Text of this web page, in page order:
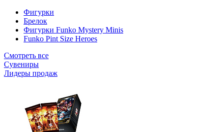
Фигурки
Брелок
Фигурки Funko Mystery Minis
Funko Pint Size Heroes
Смотреть все
Сувениры
Лидеры продаж